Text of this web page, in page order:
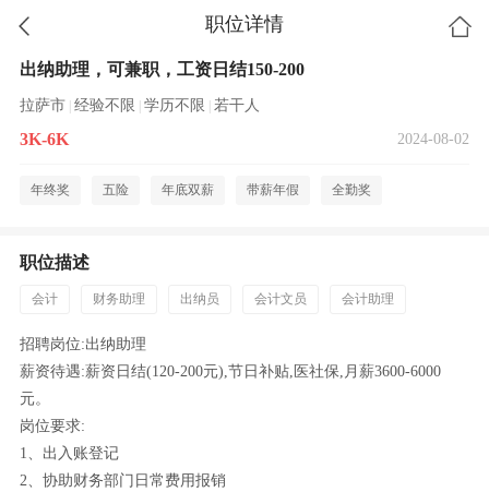
职位详情
出纳助理，可兼职，工资日结150-200
拉萨市 经验不限 学历不限 若干人
3K-6K 2024-08-02
年终奖 五险 年底双薪 带薪年假 全勤奖
职位描述
会计 财务助理 出纳员 会计文员 会计助理
招聘岗位:出纳助理
薪资待遇:薪资日结(120-200元),节日补贴,医社保,月薪3600-6000
元。
岗位要求:
1、出入账登记
2、协助财务部门日常费用报销